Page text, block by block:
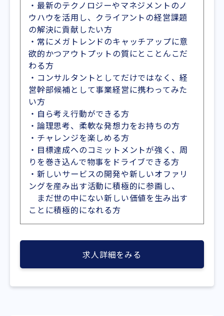
・最新のテクノロジーやマネジメントのノ
ウハウを活用し、クライアントの経営課題
の解決に貢献したい方
・常にメガトレンドのキャッチアップに意
欲的かつアウトプットの質にとことんこだ
わる方
・コンサルタントとしてだけではなく、経
営幹部候補として事業経営に携わってみた
い方
・自ら考え行動ができる方
・論理思考、柔軟な発想力をお持ちの方
・チャレンジを楽しめる方
・目標達成へのコミットメントが強く、周
りを巻き込んで物事をドライブできる方
・新しいサービスの開発や新しいオファリ
ングを産み出す活動に積極的に参画し、
まだ世の中にない新しい価値を生み出す
ことに積極的になれる方
求人詳細をみる